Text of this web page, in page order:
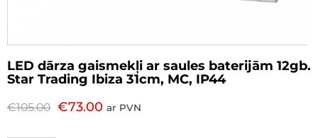
LED dārza gaismekļi ar saules baterijām 12gb.
Star Trading Ibiza 31cm, MC, IP44
€105.00 €73.00 ar PVN